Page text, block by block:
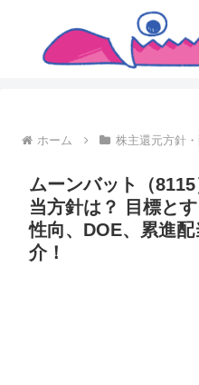
ホーム 株主還元方針
ムーンバット（
当方針は？ 目標と
性向、DOE、累進
介！